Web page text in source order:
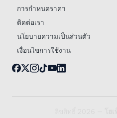
การกำหนดราคา
ติดต่อเรา
นโยบายความเป็นส่วนตัว
เงื่อนไขการใช้งาน